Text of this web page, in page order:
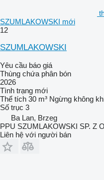
SZUMLAKOWSKI mới
12
SZUMLAKOWSKI
Yêu cầu báo giá
Thùng chứa phân bón
2026
Tình trạng mới
Thể tích 30 m³ Ngừng không
Số trục 3
Ba Lan, Brzeg
PPU SZUMLAKOWSKI SP. Z
Liên hệ với người bán